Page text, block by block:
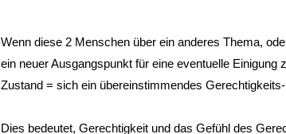
Wenn diese 2 Menschen über ein anderes Thema,
ein neuer Ausgangspunkt für eine eventuelle
Zustand = sich ein übereinstimmendes
Dies bedeutet, Gerechtigkeit und das Gefühl des